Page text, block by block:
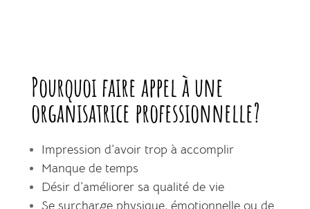
Pourquoi faire appel à une
organisatrice professionnelle?
Impression d’avoir trop à accomplir
Manque de temps
Désir d’améliorer sa qualité de vie
Se surcharge physique, émotionnelle ou de